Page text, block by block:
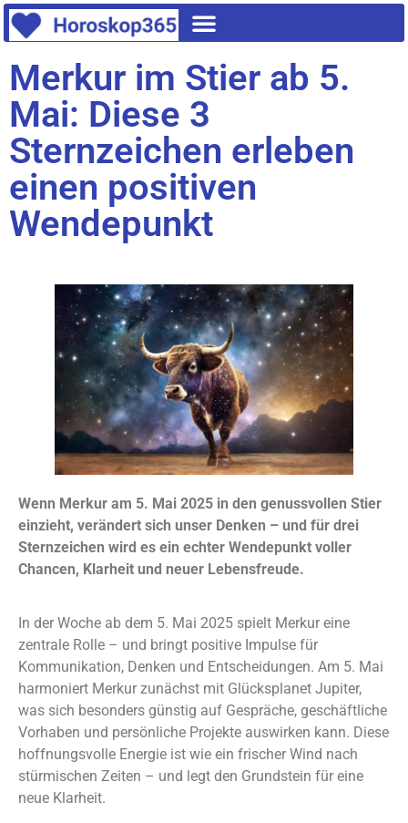
Merkur im Stier ab 5.
Mai: Diese 3
Sternzeichen erleben
einen positiven
Wendepunkt
Wenn Merkur am 5. Mai 2025 in den genussvollen Stier
einzieht, verändert sich unser Denken – und für drei
Sternzeichen wird es ein echter Wendepunkt voller
Chancen, Klarheit und neuer Lebensfreude.
In der Woche ab dem 5. Mai 2025 spielt Merkur eine
zentrale Rolle – und bringt positive Impulse für
Kommunikation, Denken und Entscheidungen. Am 5. Mai
harmoniert Merkur zunächst mit Glücksplanet Jupiter,
was sich besonders günstig auf Gespräche, geschäftliche
Vorhaben und persönliche Projekte auswirken kann. Diese
hoffnungsvolle Energie ist wie ein frischer Wind nach
stürmischen Zeiten – und legt den Grundstein für eine
neue Klarheit.